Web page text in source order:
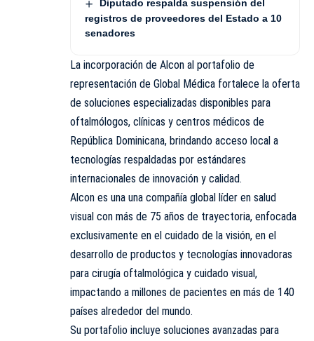
Diputado respalda suspensión del
registros de proveedores del Estado a 10
senadores
La incorporación de Alcon al portafolio de
representación de Global Médica fortalece la oferta
de soluciones especializadas disponibles para
oftalmólogos, clínicas y centros médicos de
República Dominicana, brindando acceso local a
tecnologías respaldadas por estándares
internacionales de innovación y calidad.
Alcon es una una compañía global líder en salud
visual con más de 75 años de trayectoria, enfocada
exclusivamente en el cuidado de la visión, en el
desarrollo de productos y tecnologías innovadoras
para cirugía oftalmológica y cuidado visual,
impactando a millones de pacientes en más de 140
países alrededor del mundo.
Su portafolio incluye soluciones avanzadas para